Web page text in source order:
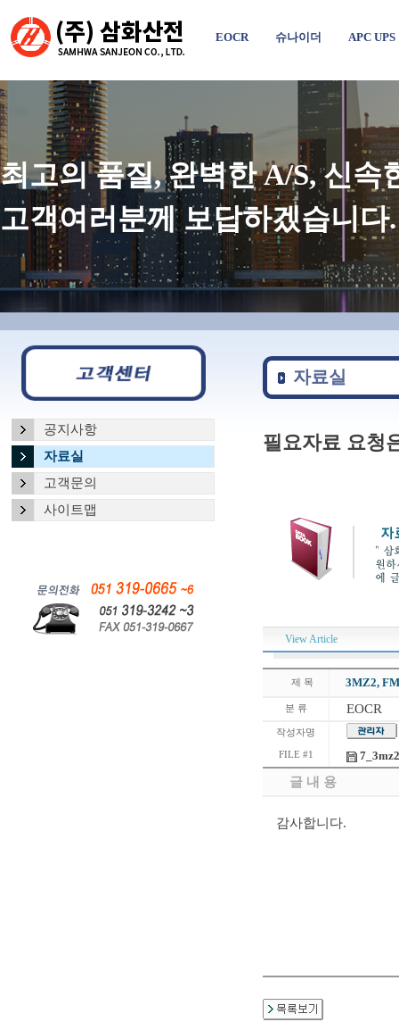
EOCR 슈나이더 APC UPS
최고의 품질, 완벽한 A/S, 신속
고객여러분께 보답하겠습니다.
공지사항
자료실
고객문의
사이트맵
자료실
필요자료 요청
View Article
제 목 3MZ2,
분 류 EOCR
작성자명
FILE #1
글 내 용
감사합니다.